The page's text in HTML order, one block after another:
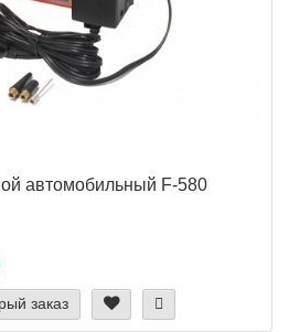
автомобильный F-580
заказ